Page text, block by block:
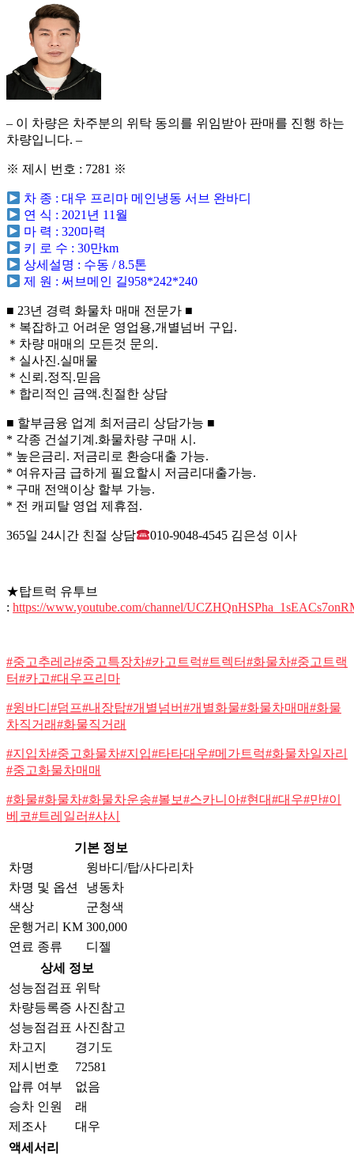
– 이 차량은 차주분의 위탁 동의를 위임받아 판매를 진행 하는
차량입니다. –
※ 제시 번호 : 7281 ※
차 종 : 대우 프리마 메인냉동 서브 완바디
연 식 : 2021년 11월
마 력 : 320마력
키 로 수 : 30만km
상세설명 : 수동 / 8.5톤
제 원 : 써브메인 길958*242*240
■ 23년 경력 화물차 매매 전문가 ■
＊복잡하고 어려운 영업용,개별넘버 구입.
＊차량 매매의 모든것 문의.
＊실사진.실매물
＊신뢰.정직.믿음
＊합리적인 금액.친절한 상담
■ 할부금융 업계 최저금리 상담가능 ■
* 각종 건설기계.화물차량 구매 시.
* 높은금리. 저금리로 환승대출 가능.
* 여유자금 급하게 필요할시 저금리대출가능.
* 구매 전액이상 할부 가능.
* 전 캐피탈 영업 제휴점.
365일 24시간 친절 상담 010-9048-4545 김은성 이사
★탑트럭 유투브
: https://www.youtube.com/channel/
#중고추레라#중고특장차#카고트럭#트렉터#화물차#중고트랙
터#카고#대우프리마
#윙바디#덤프#내장탑#개별넘버#개별화물#화물차매매#화물
차직거래#화물직거래
#지입차#중고화물차#지입#타타대우#메가트럭#화물차일자리
#중고화물차매매
#화물#화물차#화물차운송#볼보#스카니아#현대#대우#만#이
베코#트레일러#샤시
기본 정보
차명
윙바디/탑/사다리차
차명 및 옵션
냉동차
색상
군청색
운행거리 KM 300,000
연료 종류
디젤
상세 정보
성능점검표 위탁
차량등록증 사진참고
성능점검표 사진참고
차고지
경기도
제시번호
72581
압류 여부
없음
승차 인원
래
제조사
대우
액세서리